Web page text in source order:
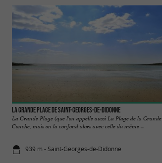
La Grande Plage de Saint-Georges-de-Didonne
La Grande Plage (que l'on appelle aussi La Plage de la Grande
Conche, mais on la confond alors avec celle du même ...
939 m - Saint-Georges-de-Didonne